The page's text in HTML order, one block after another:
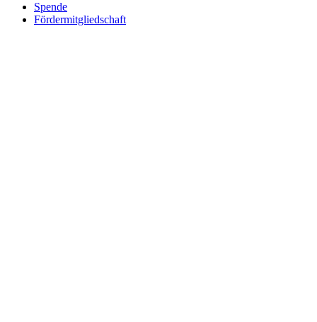
Spende
Fördermitgliedschaft